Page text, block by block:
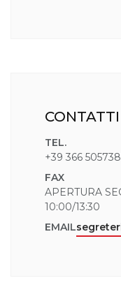
CONTATTI
TEL.
+39 366
FAX
APERTURA
10:00/13:30
EMAIL